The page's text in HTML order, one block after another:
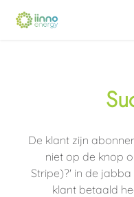
De klant zijn
niet op de knop
Stripe)?' in de
klant betaald